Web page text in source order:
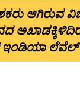
ಇಂಡಿಯಾ